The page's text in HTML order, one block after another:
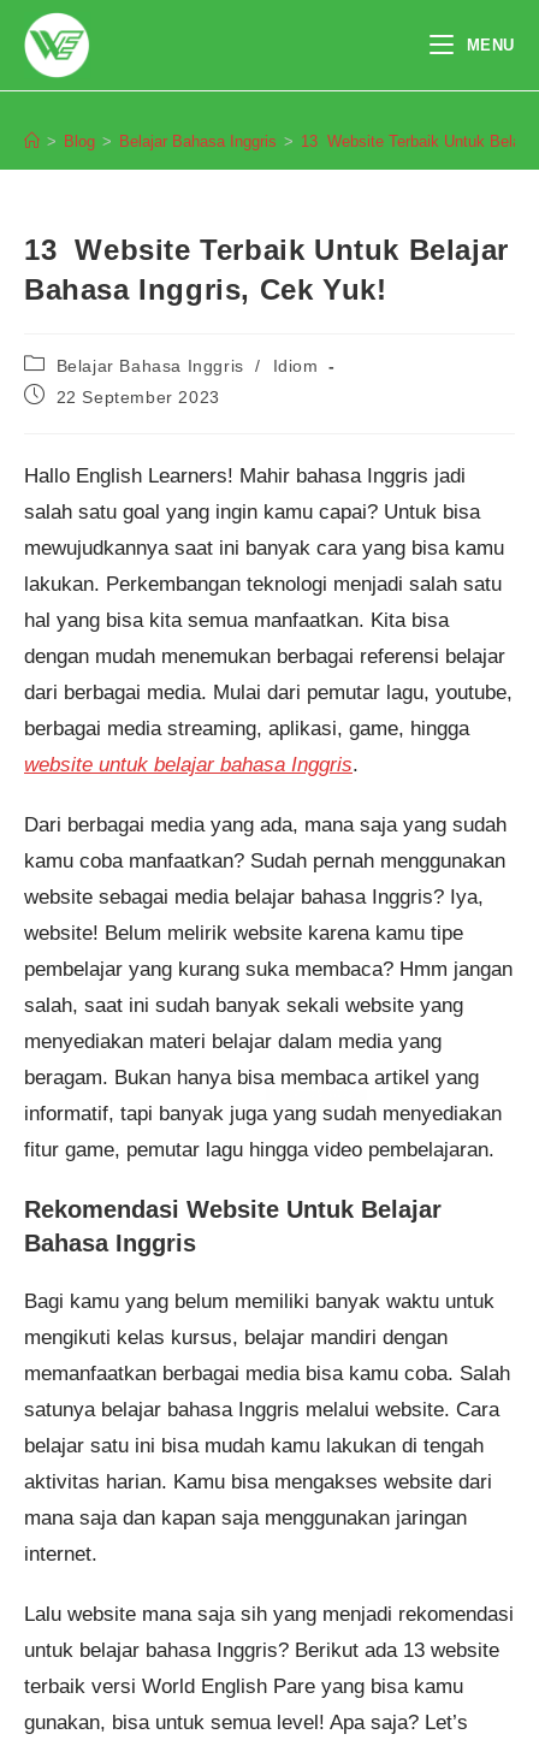
content
MENU
> Blog > Belajar Bahasa Inggris > 13 Website Terbaik Untuk
13 Website Terbaik Untuk Belajar
Bahasa Inggris, Cek Yuk!
Post
category:
Belajar Bahasa Inggris /
Idiom
Post22 September 2023
Hallo English Learners! Mahir bahasa Inggris jadi
salah satu goal yang ingin kamu capai? Untuk bisa
mewujudkannya saat ini banyak cara yang bisa kamu
lakukan. Perkembangan teknologi menjadi salah satu
hal yang bisa kita semua manfaatkan. Kita bisa
dengan mudah menemukan berbagai referensi belajar
dari berbagai media. Mulai dari pemutar lagu, youtube,
berbagai media streaming, aplikasi, game, hingga
website untuk belajar bahasa Inggris.
Dari berbagai media yang ada, mana saja yang sudah
kamu coba manfaatkan? Sudah pernah menggunakan
website sebagai media belajar bahasa Inggris? Iya,
website! Belum melirik website karena kamu tipe
pembelajar yang kurang suka membaca? Hmm jangan
salah, saat ini sudah banyak sekali website yang
menyediakan materi belajar dalam media yang
beragam. Bukan hanya bisa membaca artikel yang
informatif, tapi banyak juga yang sudah menyediakan
fitur game, pemutar lagu hingga video pembelajaran.
Rekomendasi Website Untuk Belajar
Bahasa Inggris
Bagi kamu yang belum memiliki banyak waktu untuk
mengikuti kelas kursus, belajar mandiri dengan
memanfaatkan berbagai media bisa kamu coba. Salah
satunya belajar bahasa Inggris melalui website. Cara
belajar satu ini bisa mudah kamu lakukan di tengah
aktivitas harian. Kamu bisa mengakses website dari
mana saja dan kapan saja menggunakan jaringan
internet.
Lalu website mana saja sih yang menjadi rekomendasi
untuk belajar bahasa Inggris? Berikut ada 13 website
terbaik versi World English Pare yang bisa kamu
gunakan, bisa untuk semua level! Apa saja? Let’s
Pendaftaran
Yunita Fatriani dari Makassar